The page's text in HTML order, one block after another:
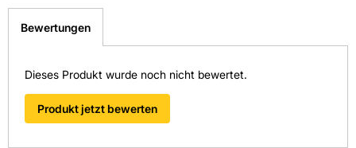
Bewertungen
Dieses Produkt wurde noch nicht bewertet.
Produkt jetzt bewerten